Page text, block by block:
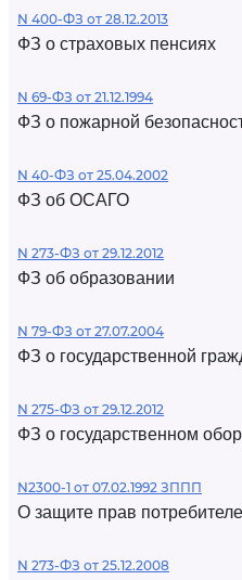
N 400-ФЗ от 28.12.2013
ФЗ о страховых пенсиях
N 69-ФЗ от 21.12.1994
ФЗ о пожарной
N 40-ФЗ от 25.04.2002
ФЗ об ОСАГО
N 273-ФЗ от 29.12.2012
ФЗ об образовании
N 79-ФЗ от 27.07.2004
ФЗ о государственной
N 275-ФЗ от 29.12.2012
ФЗ о государственном
N2300-1 от 07.02.1992 ЗППП
О защите прав
N 273-ФЗ от 25.12.2008